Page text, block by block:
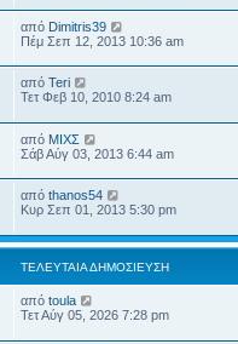
από Dimitris39
Πέμ Σεπ 12, 2013 10:36 am
από Teri
Τετ Φεβ 10, 2010 8:24 am
από ΜΙΧΣ
Σάβ Αύγ 03, 2013 6:44 am
από thanos54
Κυρ Σεπ 01, 2013 5:30 pm
ΤΕΛΕΥΤΑΊΑ ΔΗΜΟΣΊΕΥΣΗ
από toula
Τετ Αύγ 05, 2026 7:28 pm